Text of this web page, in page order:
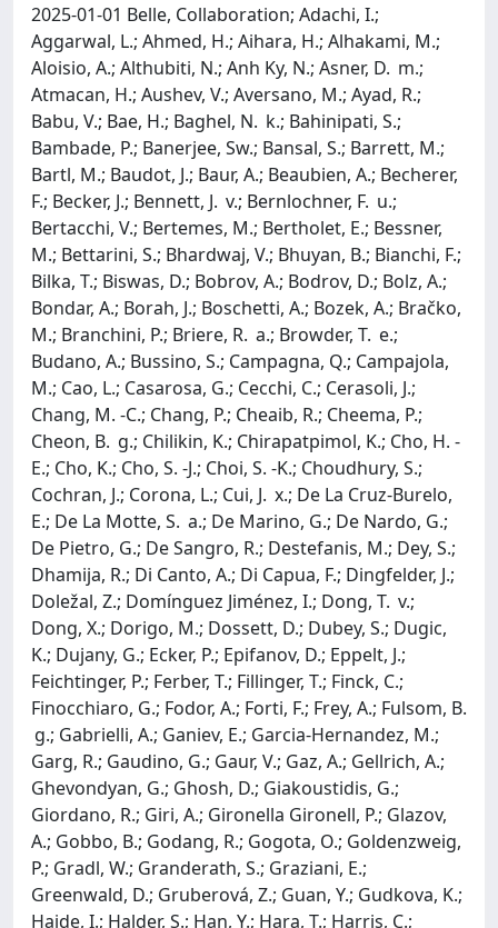
2025-01-01 Belle, Collaboration; Adachi, I.;
Aggarwal, L.; Ahmed, H.; Aihara, H.; Alhakami, M.;
Aloisio, A.; Althubiti, N.; Anh Ky, N.; Asner, D. m.;
Atmacan, H.; Aushev, V.; Aversano, M.; Ayad, R.;
Babu, V.; Bae, H.; Baghel, N. k.; Bahinipati, S.;
Bambade, P.; Banerjee, Sw.; Bansal, S.; Barrett, M.;
Bartl, M.; Baudot, J.; Baur, A.; Beaubien, A.; Becherer,
F.; Becker, J.; Bennett, J. v.; Bernlochner, F. u.;
Bertacchi, V.; Bertemes, M.; Bertholet, E.; Bessner,
M.; Bettarini, S.; Bhardwaj, V.; Bhuyan, B.; Bianchi, F.;
Bilka, T.; Biswas, D.; Bobrov, A.; Bodrov, D.; Bolz, A.;
Bondar, A.; Borah, J.; Boschetti, A.; Bozek, A.; Bračko,
M.; Branchini, P.; Briere, R. a.; Browder, T. e.;
Budano, A.; Bussino, S.; Campagna, Q.; Campajola,
M.; Cao, L.; Casarosa, G.; Cecchi, C.; Cerasoli, J.;
Chang, M. -C.; Chang, P.; Cheaib, R.; Cheema, P.;
Cheon, B. g.; Chilikin, K.; Chirapatpimol, K.; Cho, H. -
E.; Cho, K.; Cho, S. -J.; Choi, S. -K.; Choudhury, S.;
Cochran, J.; Corona, L.; Cui, J. x.; De La Cruz-Burelo,
E.; De La Motte, S. a.; De Marino, G.; De Nardo, G.;
De Pietro, G.; De Sangro, R.; Destefanis, M.; Dey, S.;
Dhamija, R.; Di Canto, A.; Di Capua, F.; Dingfelder, J.;
Doležal, Z.; Domínguez Jiménez, I.; Dong, T. v.;
Dong, X.; Dorigo, M.; Dossett, D.; Dubey, S.; Dugic,
K.; Dujany, G.; Ecker, P.; Epifanov, D.; Eppelt, J.;
Feichtinger, P.; Ferber, T.; Fillinger, T.; Finck, C.;
Finocchiaro, G.; Fodor, A.; Forti, F.; Frey, A.; Fulsom, B.
g.; Gabrielli, A.; Ganiev, E.; Garcia-Hernandez, M.;
Garg, R.; Gaudino, G.; Gaur, V.; Gaz, A.; Gellrich, A.;
Ghevondyan, G.; Ghosh, D.; Giakoustidis, G.;
Giordano, R.; Giri, A.; Gironella Gironell, P.; Glazov,
A.; Gobbo, B.; Godang, R.; Gogota, O.; Goldenzweig,
P.; Gradl, W.; Granderath, S.; Graziani, E.;
Greenwald, D.; Gruberová, Z.; Guan, Y.; Gudkova, K.;
Haide, I.; Halder, S.; Han, Y.; Hara, T.; Harris, C.;